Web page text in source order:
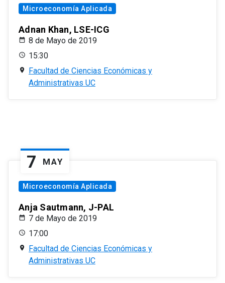
Microeconomía Aplicada
Adnan Khan, LSE-ICG
8 de Mayo de 2019
15:30
Facultad de Ciencias Económicas y
Administrativas UC
7 MAY
Microeconomía Aplicada
Anja Sautmann, J-PAL
7 de Mayo de 2019
17:00
Facultad de Ciencias Económicas y
Administrativas UC